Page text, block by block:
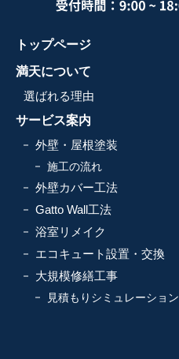
トップページ
満天について
選ばれる理由
サービス案内
外壁・屋根塗装
施工の流れ
外壁カバー工法
Gatto Wall工法
浴室リメイク
エコキュート設置・交換
大規模修繕工事
見積もりシミュレーション